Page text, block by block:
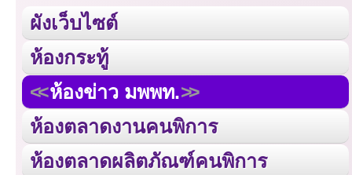
ผังเว็บไซต์
ห้องกระทู้
ห้องข่าว มพพท.
ห้องตลาดงานคนพิการ
ห้องตลาดผลิตภัณฑ์คนพิการ